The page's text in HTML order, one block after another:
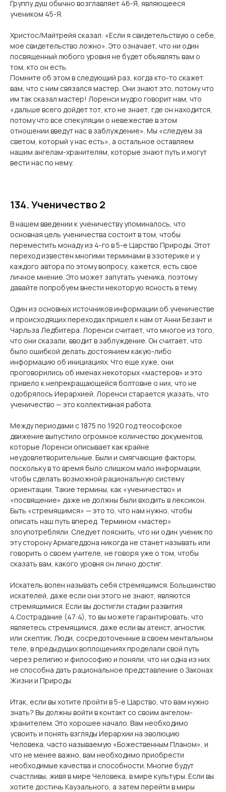
Группу душ обычно возглавляет 46-Я, являющееся
учеником 45-Я.
Христос/Майтрейя сказал: «Если я свидетельствую о себе,
мое свидетельство ложно». Это означает, что ни один
посвященный любого уровня не будет объявлять вам о
том, кто он есть.
Помните об этом в следующий раз, когда кто-то скажет
вам, что с ним связался мастер. Они знают это, потому что
им так сказал мастер! Лоренси мудро говорит нам, что
«дальше всего дойдет тот, кто не знает, где он находится,
потому что все спекуляции о невежестве в этом
отношении введут нас в заблуждение». Мы «следуем за
светом, который у нас есть», а остальное оставляем
нашим ангелам-хранителям, которые знают путь и могут
вести нас по нему.
134. Ученичество 2
В нашем введении к ученичеству упоминалось, что
основная цель ученичества состоит в том, чтобы
переместить монаду из 4-го в 5-е Царство Природы. Этот
переход известен многими терминами в эзотерике и у
каждого автора по этому вопросу, кажется, есть свое
личное мнение. Это может запутать ученика, поэтому
давайте попробуем внести некоторую ясность в тему.
Один из основных источников информации об ученичестве
и происходящих переходах пришел к нам от Анни Безант и
Чарльза Ледбитера. Лоренси считает, что многое из того,
что они сказали, вводит в заблуждение. Он считает, что
было ошибкой делать достоянием какую-либо
информацию об инициациях. Что еще хуже, они
проговорились об именах некоторых «мастеров» и это
привело к непрекращающейся болтовне о них, что не
одобрялось Иерархией. Лоренси старается указать, что
ученичество — это коллективная работа.
Между периодами с 1875 по 1920 год теософское
движение выпустило огромное количество документов,
которые Лоренси описывает как крайне
неудовлетворительные. Были и смягчающие факторы,
поскольку в то время было слишком мало информации,
чтобы сделать возможной рациональную систему
ориентации. Такие термины, как «ученичество» и
«посвящение» даже не должны были входить в лексикон.
Быть «стремящимся» — это то, что нам нужно, чтобы
описать наш путь вперед. Термином «мастер»
злоупотребляли. Следует пояснить, что ни один ученик по
эту сторону Армагеддона никогда не станет называть или
говорить о своем учителе, не говоря уже о том, чтобы
сказать вам, какого уровня он лично достиг.
Искатель волен называть себя стремящимся. Большинство
искателей, даже если они этого не знают, являются
стремящимися. Если вы достигли стадии развития
4.Сострадание (47:4), то вы можете гарантировать, что
являетесь стремящимся, даже если вы атеист, агностик
или скептик. Люди, сосредоточенные в своем ментальном
теле, в предыдущих воплощениях проделали свой путь
через религию и философию и поняли, что ни одна из них
не способна дать рациональное представление о Законах
Жизни и Природы.
Итак, если вы хотите пройти в 5-е Царство, что вам нужно
знать? Вы должны войти в контакт со своим ангелом-
хранителем. Это хорошее начало. Вам необходимо
усвоить и понять взгляды Иерархии на эволюцию
Человека, часто называемую «Божественным Планом», и
что не менее важно, вам необходимо приобрести
необходимые качества и способности. Многие будут
счастливы, живя в мире Человека, в мире культуры. Если вы
хотите достичь Каузального, а затем перейти в миры